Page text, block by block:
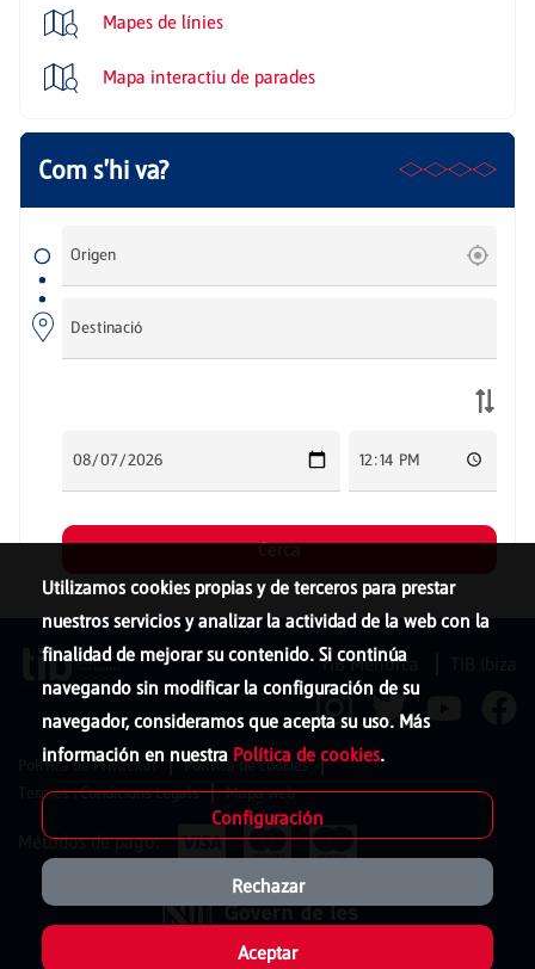
Mapes de línies
Mapa interactiu de parades
Utilizamos cookies propias y de terceros para prestar
nuestros servicios y analizar la actividad de la web con la
finalidad de mejorar su contenido. Si continúa
navegando sin modificar la configuración de su
navegador, consideramos que acepta su uso. Más
información en nuestra Política de cookies.
Configuración
Rechazar
Aceptar
TIB Menorca
Política de Privacitat
Política de cookies
Termes i Condicions Legals
Mapa web
Métodos de pago: